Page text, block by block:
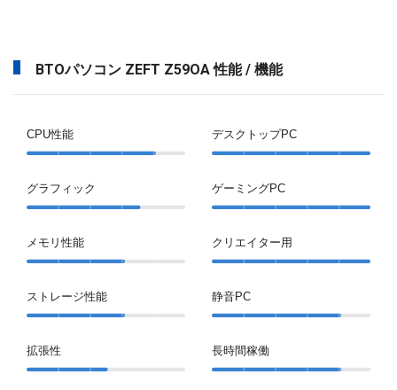
BTOパソコン ZEFT Z59OA 性能 / 機能
CPU性能
グラフィック
メモリ性能
ストレージ性能
拡張性
デスクトップPC
ゲーミングPC
クリエイター用
静音PC
長時間稼働